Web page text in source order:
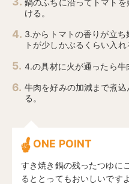
ける。
3.からトマトの香りが立
トが少しかぶるくらい入れ
4.の具材に火が通ったら牛
牛肉を好みの加減まで煮
る。
ONE POINT
すき焼き鍋の残ったつゆに
るととってもおいしいですよ